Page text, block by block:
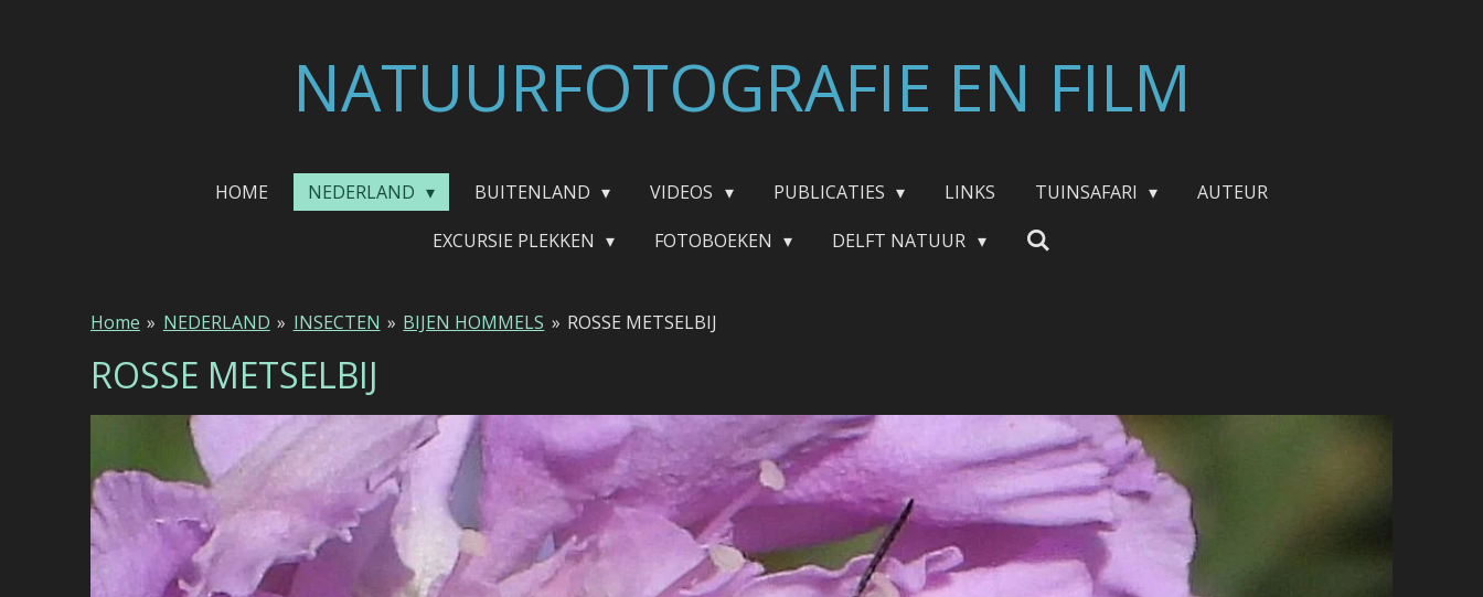
NATUURFOTOGRAFIE EN FILM
HOME NEDERLAND BUITENLAND VIDEOS PUBLICATIES LINKS TUINSAFARI
AUTEUR
EXCURSIE PLEKKEN
FOTOBOEKEN DELFT NATUUR
Home » NEDERLAND » INSECTEN » BIJEN HOMMELS » ROSSE METSELBIJ
ROSSE METSELBIJ